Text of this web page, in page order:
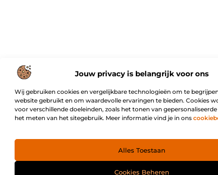
Jouw privacy is belangrijk voor ons
Wij gebruiken cookies en vergelijkbare technologieën om te
website gebruikt en om waardevolle ervaringen te bieden. Cookies
voor verschillende doeleinden, zoals het tonen van
het meten van het sitegebruik. Meer informatie vind je in ons
Alles Toestaan
Cookies Beheren